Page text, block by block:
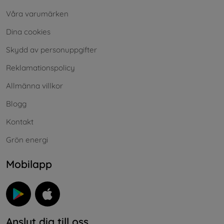
Våra varumärken
Dina cookies
Skydd av personuppgifter
Reklamationspolicy
Allmänna villkor
Blogg
Kontakt
Grön energi
Mobilapp
Anslut dig till oss